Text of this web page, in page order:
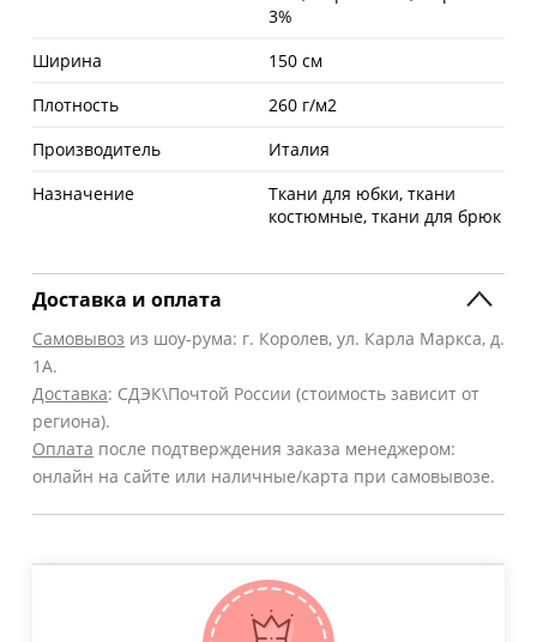
3%
Ширина
150 см
Плотность
260 г/м2
Производитель
Италия
Назначение
Ткани для юбки, ткани
костюмные, ткани для брюк
Доставка и оплата
Самовывоз из шоу-рума: г. Королев, ул. Карла Маркса, д.
1А.
Доставка: СДЭК\Почтой России (стоимость зависит от
региона).
Оплата после подтверждения заказа менеджером:
онлайн на сайте или наличные/карта при самовывозе.